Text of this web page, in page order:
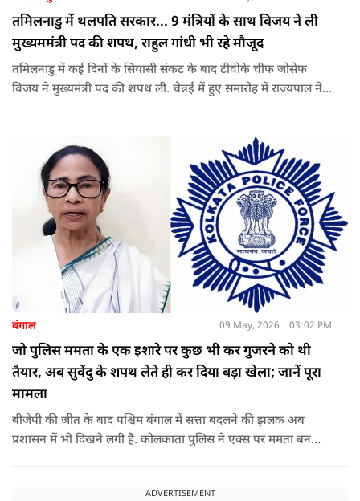
तमिलनाडु में थलपति सरकार... 9 मंत्रियों के साथ विजय ने ली
मुख्यममंत्री पद की शपथ, राहुल गांधी भी रहे मौजूद
तमिलनाडु में कई दिनों के सियासी संकट के बाद टीवीके चीफ जोसेफ
विजय ने मुख्यमंत्री पद की शपथ ली. चेन्नई में हुए समारोह में राज्यपाल ने
बंगाल 09 May, 2026 03:02 PM
जो पुलिस ममता के एक इशारे पर कुछ भी कर गुजरने को थी
तैयार, अब सुवेंदु के शपथ लेते ही कर दिया बड़ा खेला; जानें पूरा
मामला
बीजेपी की जीत के बाद पश्चिम बंगाल में सत्ता बदलने की झलक अब
प्रशासन में भी दिखने लगी है. कोलकाता पुलिस ने एक्स पर ममता बनर्जी
ADVERTISEMENT